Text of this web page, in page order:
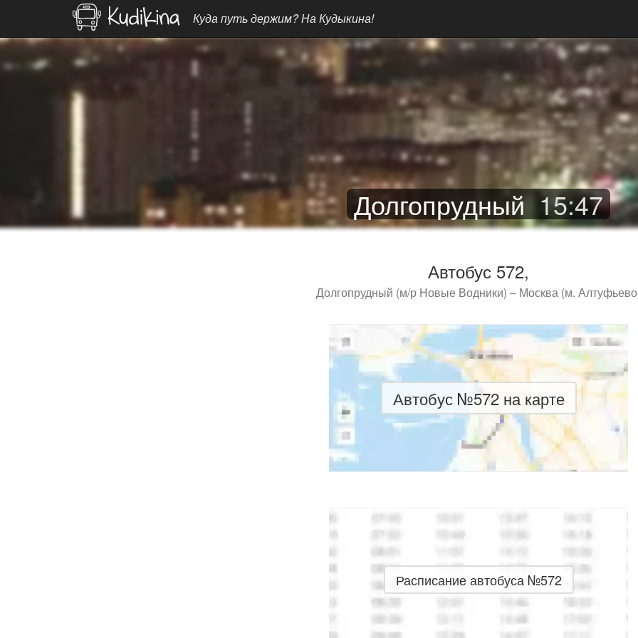
Куда путь держим? На Кудыкина!
Долгопрудный 15:47
Автобус 572,
Долгопрудный (м/р Новые Водники) – Москва (м.
Автобус №572 на карте
Расписание автобуса №572